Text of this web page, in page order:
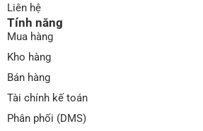
Liên hệ
Tính năng
Mua hàng
Kho hàng
Bán hàng
Tài chính kế toán
Phân phối (DMS)